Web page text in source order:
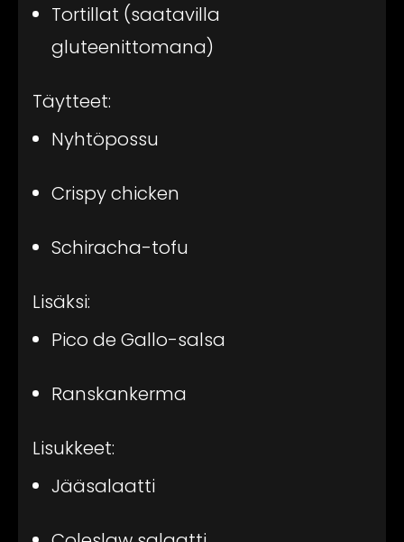
Tortillat (saatavilla
gluteenittomana)
Täytteet:
Nyhtöpossu
Crispy chicken
Schiracha-tofu
Lisäksi:
Pico de Gallo-salsa
Ranskankerma
Lisukkeet:
Jääsalaatti